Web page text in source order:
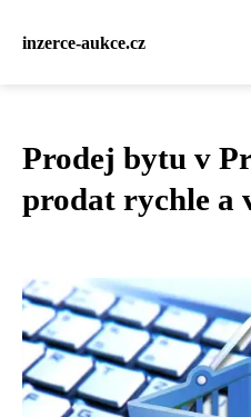
inzerce-aukce.cz
Prodej bytu v
prodat rychle a